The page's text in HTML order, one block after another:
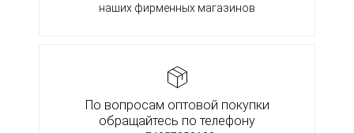
наших фирменных магазинов
По вопросам оптовой покупки
обращайтесь по телефону